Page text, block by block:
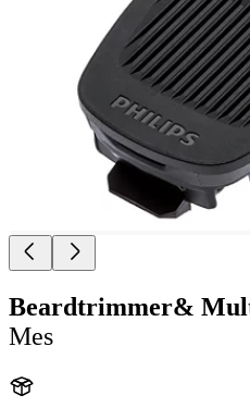
Beardtrimmer&
Mes